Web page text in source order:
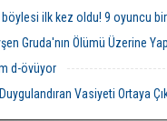
ilk kez oldu! 9 oyuncu
Gruda'nın Ölümü Üzerine
d-övüyor
Vasiyeti Ortaya